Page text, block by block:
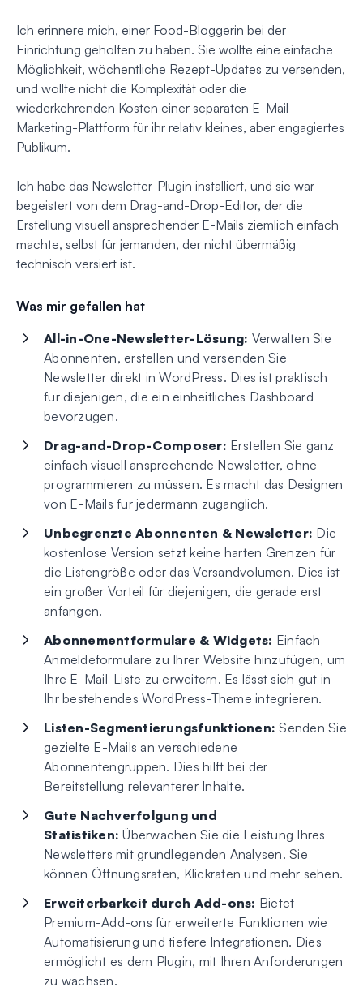
Ich erinnere mich, einer Food-Bloggerin bei der
Einrichtung geholfen zu haben. Sie wollte eine einfache
Möglichkeit, wöchentliche Rezept-Updates zu versenden,
und wollte nicht die Komplexität oder die
wiederkehrenden Kosten einer separaten E-Mail-
Marketing-Plattform für ihr relativ kleines, aber engagiertes
Publikum.
Ich habe das Newsletter-Plugin installiert, und sie war
begeistert von dem Drag-and-Drop-Editor, der die
Erstellung visuell ansprechender E-Mails ziemlich einfach
machte, selbst für jemanden, der nicht übermäßig
technisch versiert ist.
Was mir gefallen hat
All-in-One-Newsletter-Lösung: Verwalten Sie
Abonnenten, erstellen und versenden Sie
Newsletter direkt in WordPress. Dies ist praktisch
für diejenigen, die ein einheitliches Dashboard
bevorzugen.
Drag-and-Drop-Composer: Erstellen Sie ganz
einfach visuell ansprechende Newsletter, ohne
programmieren zu müssen. Es macht das Designen
von E-Mails für jedermann zugänglich.
Unbegrenzte Abonnenten & Newsletter: Die
kostenlose Version setzt keine harten Grenzen für
die Listengröße oder das Versandvolumen. Dies ist
ein großer Vorteil für diejenigen, die gerade erst
anfangen.
Abonnementformulare & Widgets: Einfach
Anmeldeformulare zu Ihrer Website hinzufügen, um
Ihre E-Mail-Liste zu erweitern. Es lässt sich gut in
Ihr bestehendes WordPress-Theme integrieren.
Listen-Segmentierungsfunktionen: Senden Sie
gezielte E-Mails an verschiedene
Abonnentengruppen. Dies hilft bei der
Bereitstellung relevanterer Inhalte.
Gute Nachverfolgung und
Statistiken: Überwachen Sie die Leistung Ihres
Newsletters mit grundlegenden Analysen. Sie
können Öffnungsraten, Klickraten und mehr sehen.
Erweiterbarkeit durch Add-ons: Bietet
Premium-Add-ons für erweiterte Funktionen wie
Automatisierung und tiefere Integrationen. Dies
ermöglicht es dem Plugin, mit Ihren Anforderungen
zu wachsen.